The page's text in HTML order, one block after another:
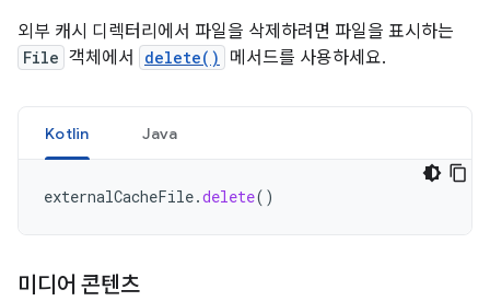
외부 캐시 디렉터리에서 파일을 삭제하려면 파일을 표시하는
File 객체에서 delete() 메서드를 사용하세요.
Kotlin Java
externalCacheFile.delete()
미디어 콘텐츠